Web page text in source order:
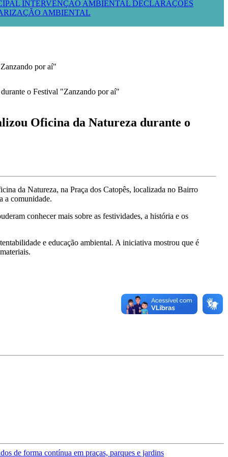
INTERVENÇÃO AMBIENTAL DECLARAÇÕES
AMBIENTAL
por aí"
Oficina da Natureza durante o
da Natureza, na Praça dos Catopês, localizada no Bairro
a comunidade.
conhecer mais sobre as festividades, a história e os
e educação ambiental. A iniciativa mostrou que é